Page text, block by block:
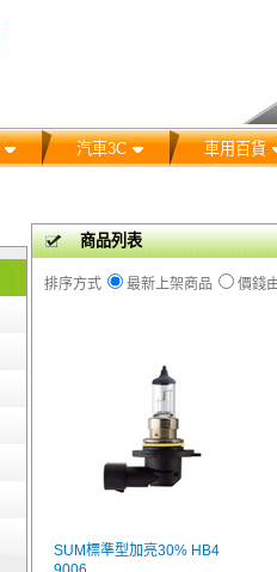
汽車3C 車用百貨
商品列表
排序方式 最新上架商品 價錢
SUM標準型加亮30% HB4